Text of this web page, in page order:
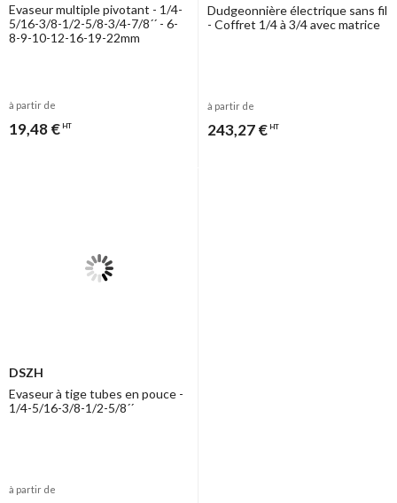
Evaseur multiple pivotant - 1/4-
5/16-3/8-1/2-5/8-3/4-7/8´´ - 6-
8-9-10-12-16-19-22mm
à partir de
19,48 € HT
Dudgeonnière électrique sans fil
- Coffret 1/4 à 3/4 avec matrice
à partir de
243,27 € HT
DSZH
Evaseur à tige tubes en pouce -
1/4-5/16-3/8-1/2-5/8´´
à partir de